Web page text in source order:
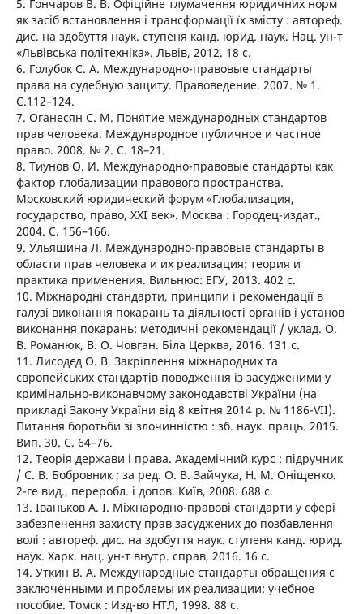
5. Гончаров В. В. Офіційне тлумачення юридичних норм
як засіб встановлення і трансформації їх змісту : автореф.
дис. на здобуття наук. ступеня канд. юрид. наук. Нац. ун-т
«Львівська політехніка». Львів, 2012. 18 с.
6. Голубок С. А. Международно-правовые стандарты
права на судебную защиту. Правоведение. 2007. № 1.
С.112–124.
7. Оганесян С. М. Понятие международных стандартов
прав человека. Международное публичное и частное
право. 2008. № 2. С. 18–21.
8. Тиунов О. И. Международно-правовые стандарты как
фактор глобализации правового пространства.
Московский юридический форум «Глобализация,
государство, право, XXI век». Москва : Городец-издат.,
2004. С. 156–166.
9. Ульяшина Л. Международно-правовые стандарты в
области прав человека и их реализация: теория и
практика применения. Вильнюс: ЕГУ, 2013. 402 с.
10. Міжнародні стандарти, принципи і рекомендації в
галузі виконання покарань та діяльності органів і установ
виконання покарань: методичні рекомендації / уклад. О.
В. Романюк, В. О. Човган. Біла Церква, 2016. 131 с.
11. Лисодєд О. В. Закріплення міжнародних та
європейських стандартів поводження із засудженими у
кримінально-виконавчому законодавстві України (на
прикладі Закону України від 8 квітня 2014 р. № 1186-VII).
Питання боротьби зі злочинністю : зб. наук. праць. 2015.
Вип. 30. С. 64–76.
12. Теорія держави і права. Академічний курс : підручник
/ С. В. Бобровник ; за ред. О. В. Зайчука, Н. М. Оніщенко.
2-ге вид., переробл. і допов. Київ, 2008. 688 с.
13. Іваньков А. І. Міжнародно-правові стандарти у сфері
забезпечення захисту прав засуджених до позбавлення
волі : автореф. дис. на здобуття наук. ступеня канд. юрид.
наук. Харк. нац. ун-т внутр. справ, 2016. 16 с.
14. Уткин В. А. Международные стандарты обращения с
заключенными и проблемы их реализации: учебное
пособие. Томск : Изд-во НТЛ, 1998. 88 c.